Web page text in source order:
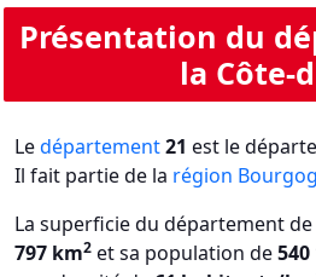
Présentation du
la Côte-
Ledépartement21 est le
Il fait partie de la région
La superficie du département
797 km2 et sa population de